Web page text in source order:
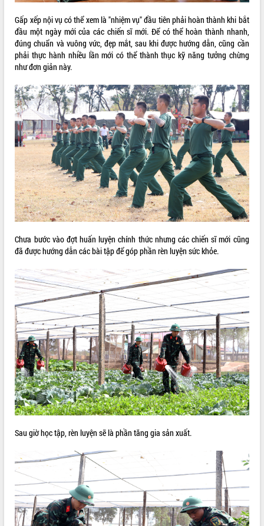
Gấp xếp nội vụ có thể xem là "nhiệm vụ" đầu tiên phải hoàn thành khi bắt
đầu một ngày mới của các chiến sĩ mới. Để có thể hoàn thành nhanh,
đúng chuẩn và vuông vức, đẹp mắt, sau khi được hướng dẫn, cũng cần
phải thực hành nhiều lần mới có thể thành thục kỹ năng tưởng chừng
như đơn giản này.
Chưa bước vào đợt huấn luyện chính thức nhưng các chiến sĩ mới cũng
đã được hướng dẫn các bài tập để góp phần rèn luyện sức khỏe.
Sau giờ học tập, rèn luyện sẽ là phần tăng gia sản xuất.